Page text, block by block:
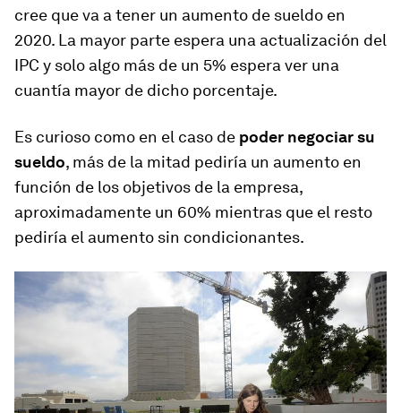
cree que va a tener un aumento de sueldo en
2020. La mayor parte espera una actualización del
IPC y solo algo más de un 5% espera ver una
cuantía mayor de dicho porcentaje.
Es curioso como en el caso de poder negociar su
sueldo, más de la mitad pediría un aumento en
función de los objetivos de la empresa,
aproximadamente un 60% mientras que el resto
pediría el aumento sin condicionantes.